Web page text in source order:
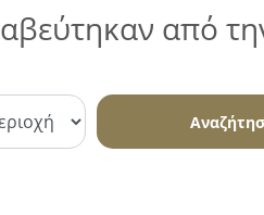
από